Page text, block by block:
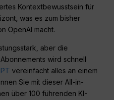
Kontextbewusstsein für
was es zum bisher
OpenAI macht.
aber die
wird schnell
vereinfacht alles an einem
Sie mit dieser All-in-
über 100 führenden KI-